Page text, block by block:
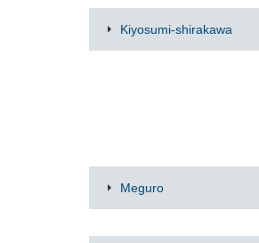
Kiyosumi-shirakawa
Meguro